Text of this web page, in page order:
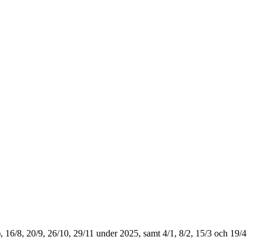
8, 20/9, 26/10, 29/11 under 2025, samt 4/1, 8/2, 15/3 och 19/4